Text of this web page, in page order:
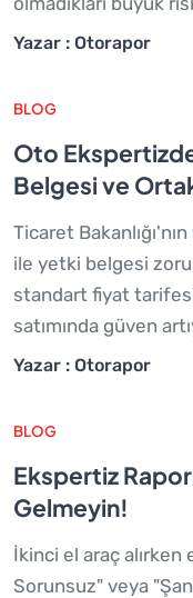
Yazar : Otorapor
BLOG
Oto
Belgesi ve
Ticaret
ile yetki belgesi
standart fiyat
satımında güven
Yazar : Otorapor
BLOG
Ekspertiz
Gelmeyin!
İkinci el araç
Sorunsuz" veya